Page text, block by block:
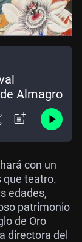
Almagro
con un
que teatro.
edades,
patrimonio
de Oro
directora del